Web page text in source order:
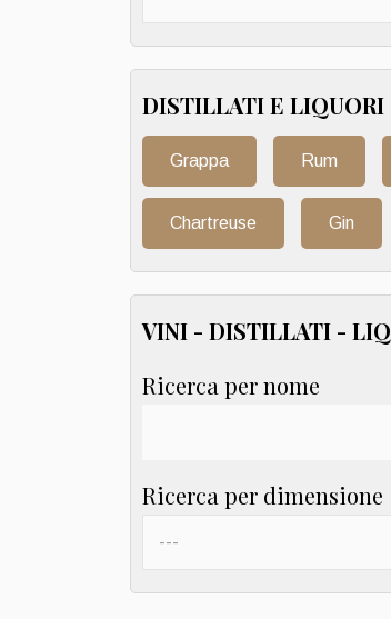
DISTILLATI E LIQUORI
Grappa Rum
Chartreuse Gin
VINI - DISTILLATI -
Ricerca per nome
Ricerca per dimensione